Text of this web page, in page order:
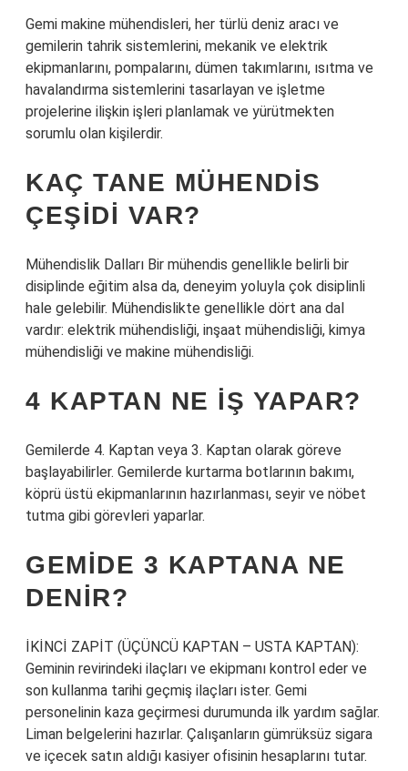
Gemi makine mühendisleri, her türlü deniz aracı ve
gemilerin tahrik sistemlerini, mekanik ve elektrik
ekipmanlarını, pompalarını, dümen takımlarını, ısıtma ve
havalandırma sistemlerini tasarlayan ve işletme
projelerine ilişkin işleri planlamak ve yürütmekten
sorumlu olan kişilerdir.
KAÇ TANE MÜHENDIS
ÇEŞIDI VAR?
Mühendislik Dalları Bir mühendis genellikle belirli bir
disiplinde eğitim alsa da, deneyim yoluyla çok disiplinli
hale gelebilir. Mühendislikte genellikle dört ana dal
vardır: elektrik mühendisliği, inşaat mühendisliği, kimya
mühendisliği ve makine mühendisliği.
4 KAPTAN NE İŞ YAPAR?
Gemilerde 4. Kaptan veya 3. Kaptan olarak göreve
başlayabilirler. Gemilerde kurtarma botlarının bakımı,
köprü üstü ekipmanlarının hazırlanması, seyir ve nöbet
tutma gibi görevleri yaparlar.
GEMIDE 3 KAPTANA NE
DENIR?
İKİNCİ ZAPİT (ÜÇÜNCÜ KAPTAN – USTA KAPTAN):
Geminin revirindeki ilaçları ve ekipmanı kontrol eder ve
son kullanma tarihi geçmiş ilaçları ister. Gemi
personelinin kaza geçirmesi durumunda ilk yardım sağlar.
Liman belgelerini hazırlar. Çalışanların gümrüksüz sigara
ve içecek satın aldığı kasiyer ofisinin hesaplarını tutar.